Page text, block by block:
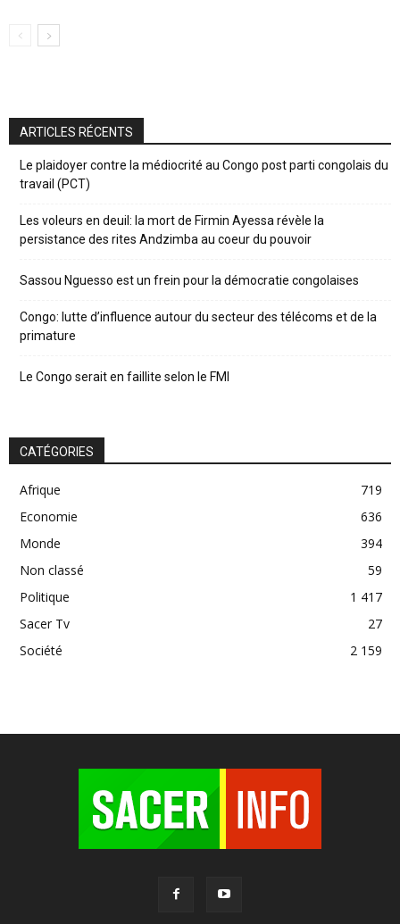
ARTICLES RÉCENTS
Le plaidoyer contre la médiocrité au Congo post parti congolais du
travail (PCT)
Les voleurs en deuil: la mort de Firmin Ayessa révèle la
persistance des rites Andzimba au coeur du pouvoir
Sassou Nguesso est un frein pour la démocratie congolaises
Congo: lutte d’influence autour du secteur des télécoms et de la
primature
Le Congo serait en faillite selon le FMI
CATÉGORIES
Afrique
719
Economie
636
Monde
394
Non classé
59
Politique
1 417
Sacer Tv
27
Société
2 159